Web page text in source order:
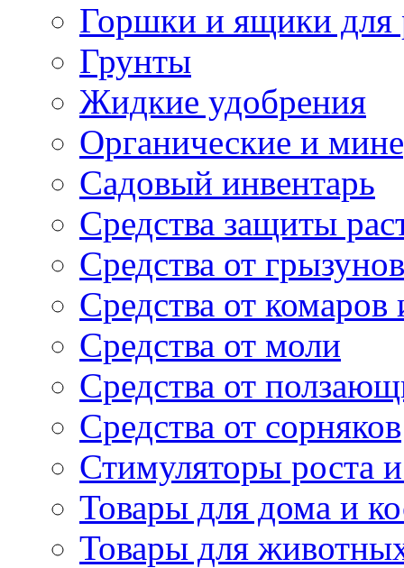
Горшки и ящики для
Грунты
Жидкие удобрения
Органические и
Садовый инвентарь
Средства защиты
Средства от грызунов
Средства от
Средства от моли
Средства от
Средства от сорняков
Стимуляторы роста и
Товары для дома и
Товары для